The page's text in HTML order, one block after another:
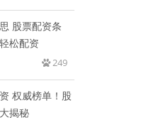
股票配资条
松配资
249
权威榜单！股
揭秘